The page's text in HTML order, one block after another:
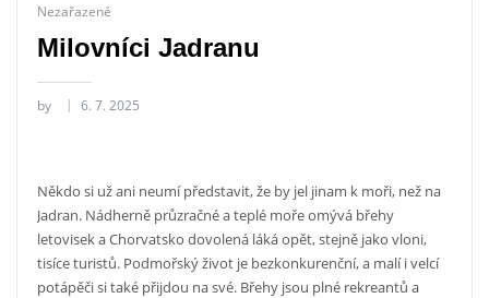
Nezařazené
Milovníci Jadranu
by 6. 7. 2025
Někdo si už ani neumí představit, že by jel jinam k moři, než na
Jadran. Nádherně průzračné a teplé moře omývá břehy
letovisek aChorvatsko dovolenáláká opět, stejně jako vloni,
tisíce turistů. Podmořský život je bezkonkurenční, a malí i velcí
potápěči si také přijdou na své. Břehy jsou plné rekreantů a